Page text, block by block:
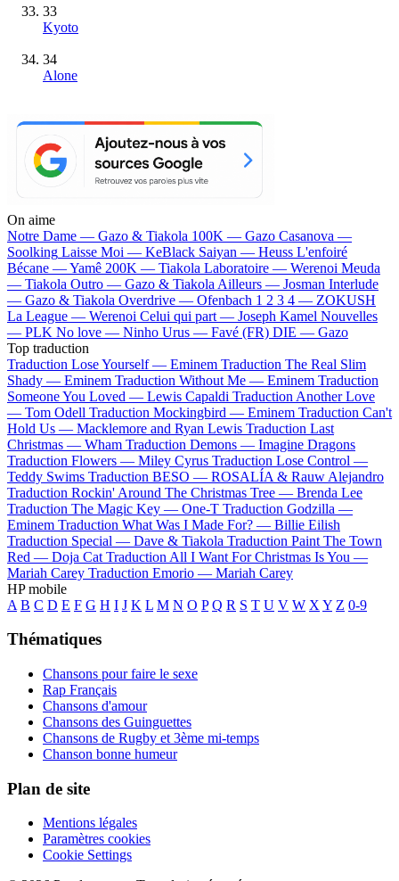
33
Kyoto
34
Alone
On aime
Notre Dame — Gazo & Tiakola 100K — Gazo Casanova —
Soolking Laisse Moi — KeBlack Saiyan — Heuss L'enfoiré
Bécane —Yamê 200K — Tiakola Laboratoire — Werenoi Meuda
— Tiakola Outro — Gazo & Tiakola Ailleurs — Josman Interlude
— Gazo & Tiakola Overdrive — Ofenbach 1 2 3 4 — ZOKUSH
La League — Werenoi Celui qui part — Joseph Kamel Nouvelles
— PLK No love — Ninho Urus — Favé (FR) DIE — Gazo
Top traduction
Traduction Lose Yourself — Eminem Traduction The Real Slim
Shady — Eminem Traduction Without Me — Eminem Traduction
Someone You Loved — Lewis Capaldi Traduction Another Love
— Tom Odell Traduction Mockingbird — Eminem Traduction Can't
Hold Us — Macklemore and Ryan Lewis Traduction Last
Christmas — Wham Traduction Demons — Imagine Dragons
Traduction Flowers — Miley Cyrus Traduction Lose Control —
Teddy Swims Traduction BESO — ROSALÍA & Rauw Alejandro
Traduction Rockin' Around The Christmas Tree — Brenda Lee
Traduction The Magic Key — One-T Traduction Godzilla —
Eminem Traduction What Was I Made For? — Billie Eilish
Traduction Special — Dave & Tiakola Traduction Paint The Town
Red — Doja Cat Traduction All I Want For Christmas Is You —
Mariah Carey Traduction Emorio — Mariah Carey
HP mobile
A B C D E F G H I J K L M N O P Q R S T U V W X Y Z 0-9
Thématiques
Chansons pour faire le sexe
Rap Français
Chansons d'amour
Chansons des Guinguettes
Chansons de Rugby et 3ème mi-temps
Chanson bonne humeur
Plan de site
Mentions légales
Paramètres cookies
Cookie Settings